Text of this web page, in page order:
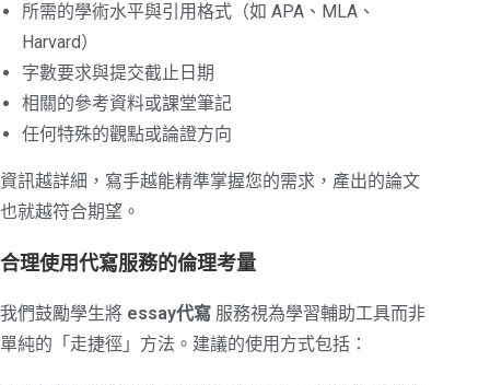
所需的學術水平與引用格式（如 APA、MLA、
Harvard）
字數要求與提交截止日期
相關的參考資料或課堂筆記
任何特殊的觀點或論證方向
資訊越詳細，寫手越能精準掌握您的需求，產出的論文
也就越符合期望。
合理使用代寫服務的倫理考量
我們鼓勵學生將 essay代寫 服務視為學習輔助工具而非
單純的「走捷徑」方法。建議的使用方式包括：